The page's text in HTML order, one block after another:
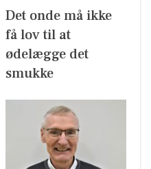
Det onde må ikke
få lov til at
ødelægge det
smukke